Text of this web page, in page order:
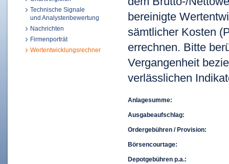
Technische Signale
und Analystenbewertung
Nachrichten
Firmenporträt
Wertentwicklungsrechner
bereinigte
sämtlicher Kosten
errechnen. Bitte
Vergangenheit
verlässlichen
Anlagesumme:
Ausgabeaufschlag:
Ordergebühren / Provision:
Börsencourtage:
Depotgebühren p.a.: